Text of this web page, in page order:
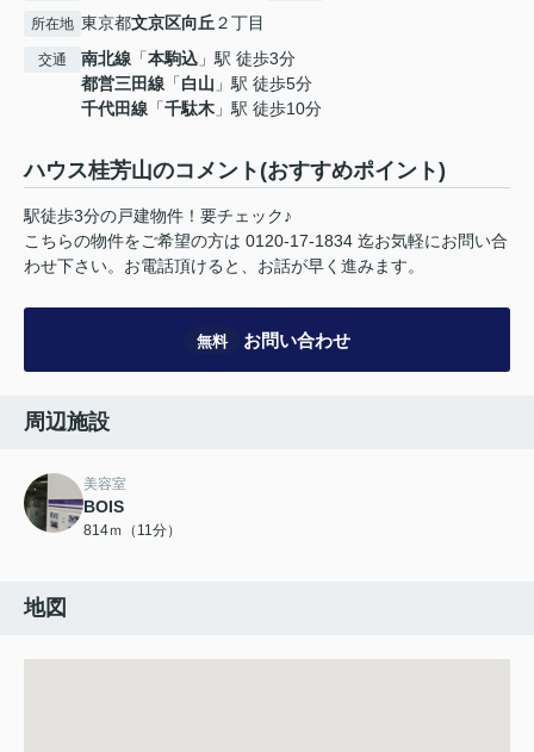
所在地 東京都文京区向丘 ２丁目
交通 南北線 「本駒込 」駅 徒歩3分
都営三田線 「白山 」駅 徒歩5分
千代田線 「千駄木 」駅 徒歩10分
ハウス桂芳山のコメント(おすすめポイント)
駅徒歩3分の戸建物件！要チェック♪
こちらの物件をご希望の方は 0120-17-1834 迄お気軽にお問い合
わせ下さい。お電話頂けると、お話が早く進みます。
無料 お問い合わせ
周辺施設
美容室
BOIS
814ｍ（11分）
地図